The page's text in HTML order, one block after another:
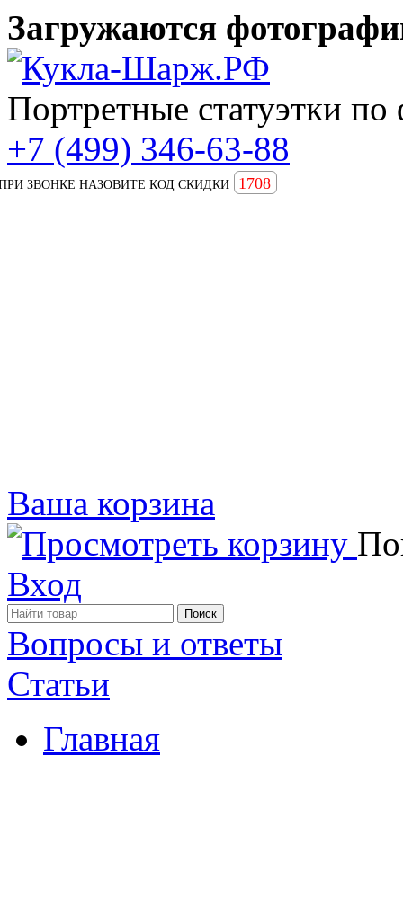
Загружаются
Портретные статуэтки по
+7 (499) 346-63-88
ЗВОНКЕ НАЗОВИТЕ КОД СКИДКИ 1708
Ваша корзина
Вход
Вопросы и ответы
Статьи
Главная